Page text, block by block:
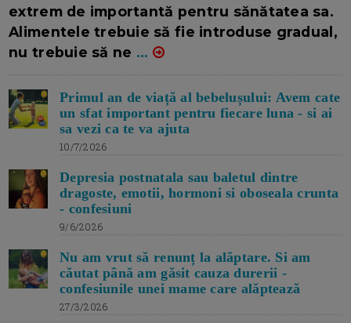
extrem de importantă pentru sănătatea sa.
Alimentele trebuie să fie introduse gradual,
nu trebuie să ne ...
Primul an de viață al bebelușului: Avem cate
un sfat important pentru fiecare luna - si ai
sa vezi ca te va ajuta
10/7/2026
Depresia postnatala sau baletul dintre
dragoste, emotii, hormoni si oboseala crunta
- confesiuni
9/6/2026
Nu am vrut să renunț la alăptare. Si am
căutat până am găsit cauza durerii -
confesiunile unei mame care alăptează
27/3/2026